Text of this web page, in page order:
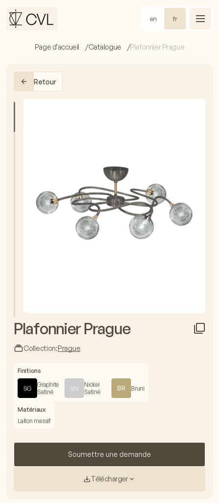
en fr
Page d'accueil Catalogue Plafonnier Prague
Retour
Plafonnier Prague
Collection:Prague
Finitions
Graphite
Satiné
Nickel
Satiné
Bruni
Matériaux
Laiton massif
Soumettre une demande
Télécharger